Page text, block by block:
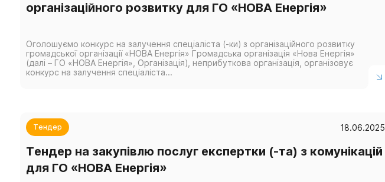
організаційного розвитку для ГО «НОВА Енергія»
Оголошуємо конкурс на залучення спеціаліста (-ки) з організаційного розвитку
громадської організації «НОВА Енергія» Громадська організація «Нова Енергія»
(далі – ГО «НОВА Енергія», Організація), неприбуткова організація, організовує
конкурс на залучення спеціаліста...
Тендер 18.06.2025
Тендер на закупівлю послуг експертки (-та) з комунікацій
для ГО «НОВА Енергія»